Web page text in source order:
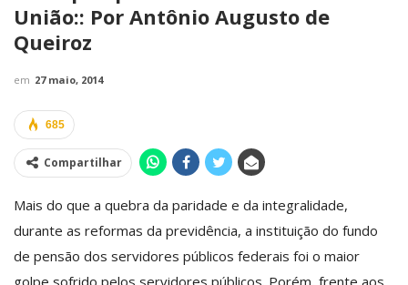
União:: Por Antônio Augusto de
Queiroz
em 27 maio, 2014
685
Compartilhar
Mais do que a quebra da paridade e da integralidade,
durante as reformas da previdência, a instituição do fundo
de pensão dos servidores públicos federais foi o maior
golpe sofrido pelos servidores públicos. Porém, frente aos